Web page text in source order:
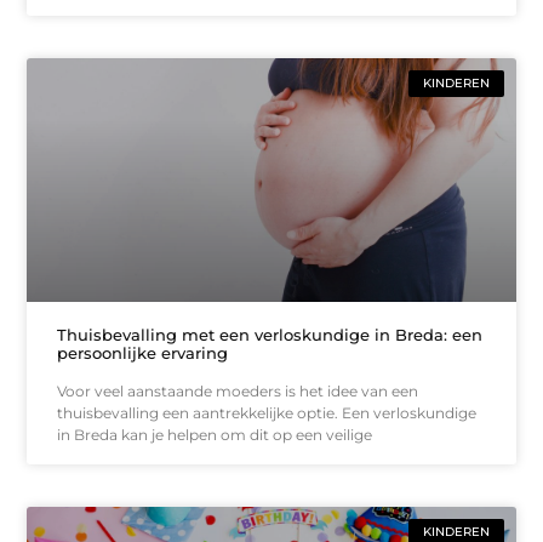
KINDEREN
Thuisbevalling met een verloskundige in Breda: een
persoonlijke ervaring
Voor veel aanstaande moeders is het idee van een
thuisbevalling een aantrekkelijke optie. Een verloskundige
in Breda kan je helpen om dit op een veilige
KINDEREN